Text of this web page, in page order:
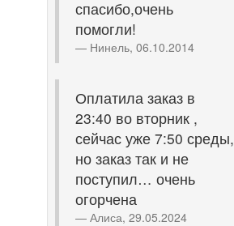
спасибо,очень
помогли!
Нинель, 06.10.2014
Оплатила заказ в
23:40 во вторник ,
сейчас уже 7:50 среды,
но заказ так и не
поступил… очень
огорчена
Алиса, 29.05.2024